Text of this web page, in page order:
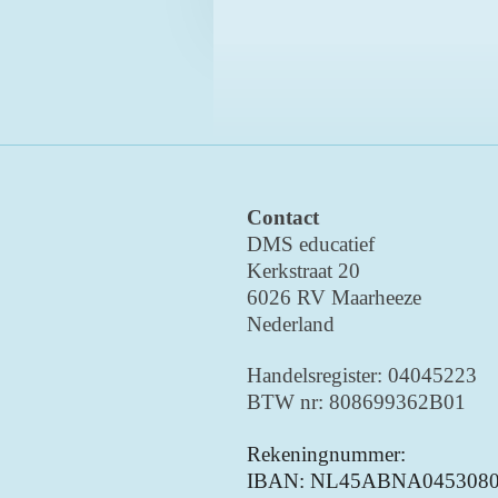
Contact
DMS educatief
Kerkstraat 20
6026 RV Maarheeze
Nederland
Handelsregister: 04045223
BTW nr: 808699362B01
Rekeningnummer:
IBAN: